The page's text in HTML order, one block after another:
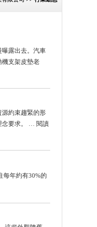
露出去。汽車
機支架皮墊老
約束趨緊的形
要求。
… 閱讀
每年約有30%的